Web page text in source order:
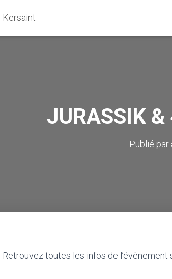
Kersaint
JURASSIK &
Publié par
Retrouvez toutes les infos de l’évènement